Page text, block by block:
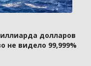
долларов
не видело 99,999%